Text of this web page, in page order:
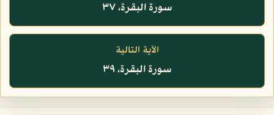
سورة البقرة، ٣٧
الآية التالية
سورة البقرة، ٣٩